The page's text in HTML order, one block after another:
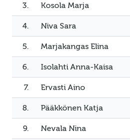
3. Kosola Marja
4. Niva Sara
5. Marjakangas Elina
6. Isolahti Anna-Kaisa
7. Ervasti Aino
8. Pääkkönen Katja
9. Nevala Nina